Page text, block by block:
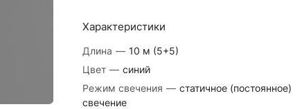
Характеристики
Длина — 10 м (5+5)
Цвет — синий
Режим свечения — статичное (постоянное)
свечение